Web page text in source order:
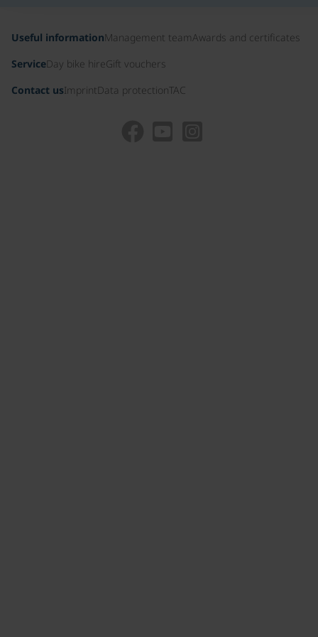
Useful informationManagement teamAwards and certificates
ServiceDay bike hireGift vouchers
Contact usImprint Data protectionTAC